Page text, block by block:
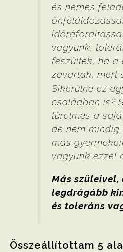
és nemes
vagyunk,
feszültek, ha a
zavartak, mert
Sikerülne ez
családban is?
türelmes a
de nem mindig
más
vagyunk ezzel
Más szüleivel,
legdrágább
és toleráns
Összeállítottam 5